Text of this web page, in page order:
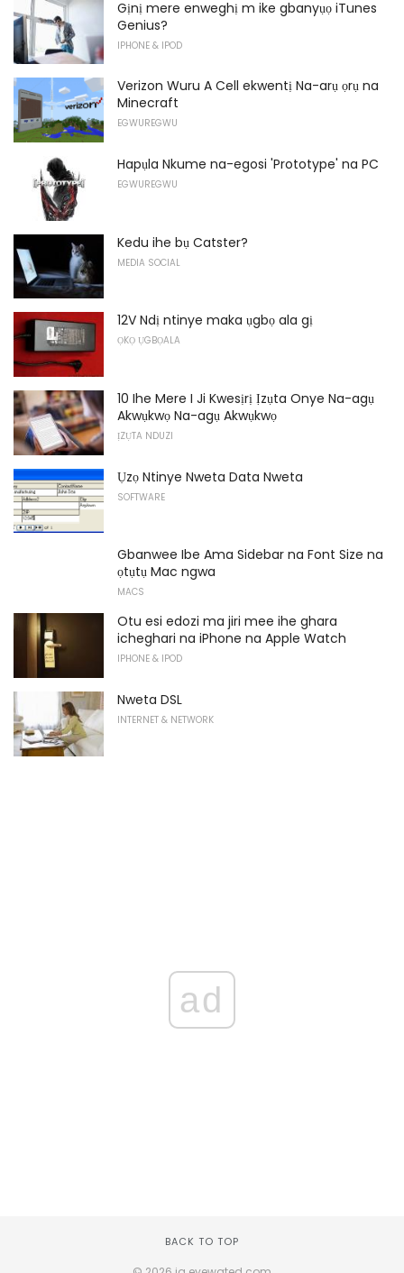
Gịnị mere enweghị m ike gbanyụọ iTunes
Genius?
IPHONE & IPOD
Verizon Wuru A Cell ekwentị Na-arụ ọrụ na
Minecraft
EGWUREGWU
Hapụla Nkume na-egosi 'Prototype' na PC
EGWUREGWU
Kedu ihe bụ Catster?
MEDIA SOCIAL
12V Ndị ntinye maka ụgbọ ala gị
ỌKỌ ỤGBỌALA
10 Ihe Mere I Ji Kwesịrị Ịzụta Onye Na-agụ
Akwụkwọ Na-agụ Akwụkwọ
ỊZỤTA NDUZI
Ụzọ Ntinye Nweta Data Nweta
SOFTWARE
Gbanwee Ibe Ama Sidebar na Font Size na
ọtụtụ Mac ngwa
MACS
Otu esi edozi ma jiri mee ihe ghara
icheghari na iPhone na Apple Watch
IPHONE & IPOD
Nweta DSL
INTERNET & NETWORK
ad
BACK TO TOP